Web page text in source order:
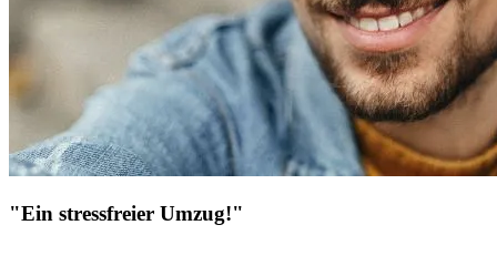
"Ein stressfreier Umzug!"